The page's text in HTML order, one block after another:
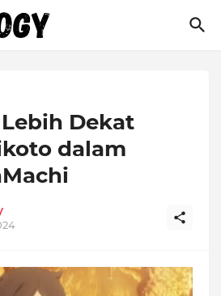
Dekat
dalam